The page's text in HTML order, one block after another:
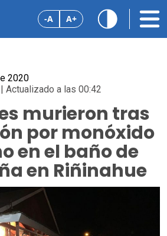
-A A+
2020
Actualizado a las 00:42
murieron tras
por monóxido
en el baño de
en Riñinahue